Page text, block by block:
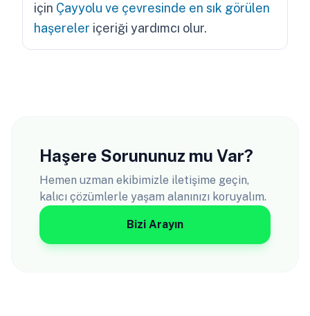
için Çayyolu ve çevresinde en sık görülen
haşereler içeriği yardımcı olur.
Haşere Sorununuz mu Var?
Hemen uzman ekibimizle iletişime geçin,
kalıcı çözümlerle yaşam alanınızı koruyalım.
Bizi Arayın